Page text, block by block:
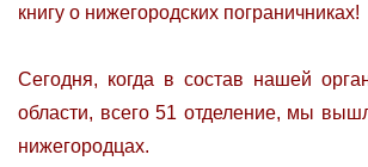
книгу о нижегородских пограничниках!
Сегодня, когда в состав нашей
области, всего 51 отделение, мы
нижегородцах.